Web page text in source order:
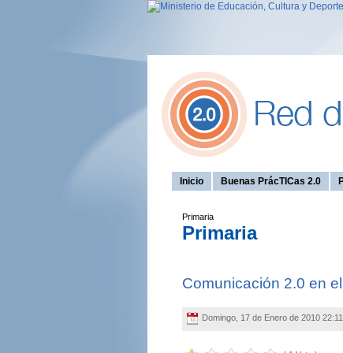
Inicio Buenas PrácTICas 2.0
Primaria
Primaria
Comunicación 2.0 en
Domingo, 17 de Enero de 2010 22:11